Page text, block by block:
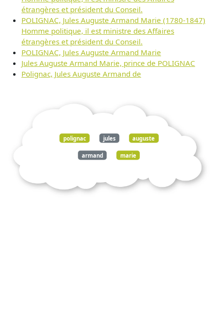
étrangères et président du Conseil.
POLIGNAC, Jules Auguste Armand Marie (1780-1847)
Homme politique, il est ministre des Affaires
étrangères et président du Conseil.
POLIGNAC, Jules Auguste Armand Marie
Jules Auguste Armand Marie, prince de POLIGNAC
Polignac, Jules Auguste Armand de
polignac jules auguste
armand marie